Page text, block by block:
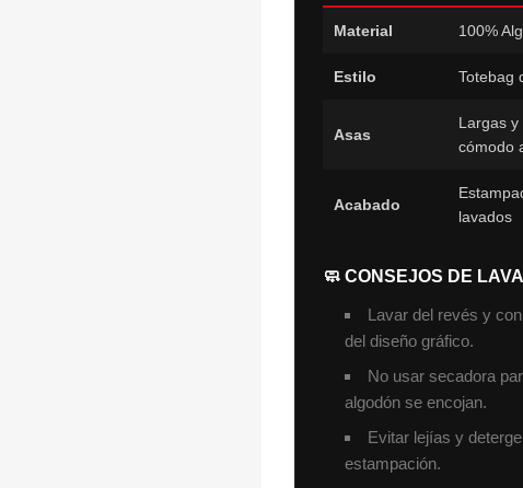
Material 100%
Estilo Totebag
Asas
Largas
cómodo
Acabado
lavados
🧼 CONSEJOS DE
Lavar del revés y
del diseño gráfico.
No usar secadora
algodón se encojan.
Evitar lejías y
estampación.